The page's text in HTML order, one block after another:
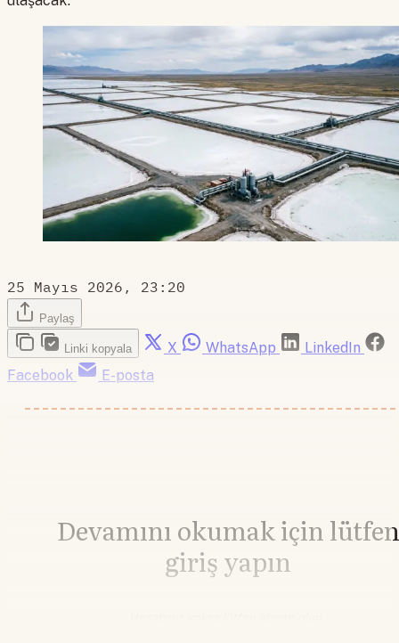
25 Mayıs 2026, 23:20
Paylaş
Linki kopyala X WhatsApp
LinkedIn
Facebook
E-posta
Devamını okumak için lütfen
giriş yapın